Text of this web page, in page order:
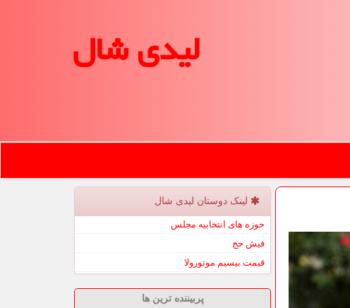
لیدی شال
لینک دوستان لیدی شال
حوزه های انتخابیه مجلس
فیش حج
قیمت بیسیم موتورولا
پربیننده ترین ها